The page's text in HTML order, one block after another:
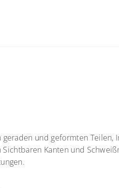
und geformten
Kanten und